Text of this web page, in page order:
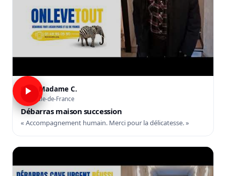
Madame C.
Île-de-France
Débarras maison succession
« Accompagnement humain. Merci pour la délicatesse. »